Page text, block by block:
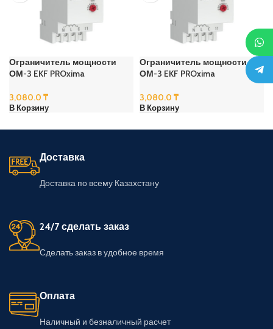
Ограничитель мощности
ОМ-3 EKF PROxima
3,080.0 ₸
В Корзину
Ограничитель мощности
ОМ-3 EKF PROxima
3,080.0 ₸
В Корзину
Доставка
Доставка по всему Казахстану
24/7 сделать заказ
Сделать заказ в удобное время
Оплата
Наличный и безналичный расчет